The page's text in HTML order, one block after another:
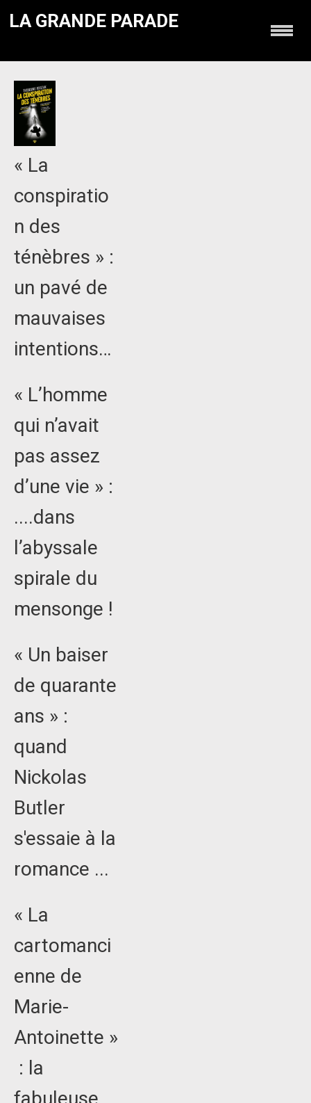
LA GRANDE PARADE
« La
conspiratio
n des
ténèbres » :
un pavé de
mauvaises
intentions…
« L’homme
qui n’avait
pas assez
d’une vie » :
....dans
l’abyssale
spirale du
mensonge !
« Un baiser
de quarante
ans » :
quand
Nickolas
Butler
s'essaie à la
romance ...
« La
cartomanci
enne de
Marie-
Antoinette »
: la
fabuleuse